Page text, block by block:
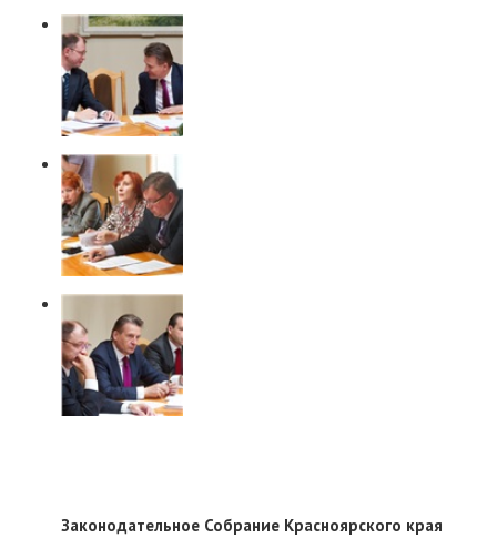
Законодательное Собрание Красноярского края